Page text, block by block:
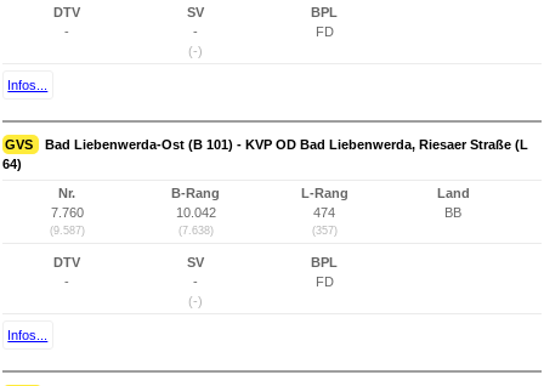
DTV
-
SV
-
(-)
BPL
FD
Infos...
GVS
Bad Liebenwerda-Ost (B 101) - KVP OD Bad Liebenwerda, Riesaer Straße (L
64)
Nr.
7.760
(9.587)
B-Rang
10.042
(7.638)
L-Rang
474
(357)
Land
BB
DTV
-
SV
-
(-)
BPL
FD
Infos...